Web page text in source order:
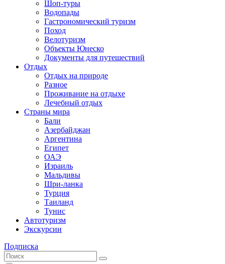
Шоп-туры
Водопады
Гастрономический туризм
Поход
Велотуризм
Объекты Юнеско
Документы для путешествий
Отдых
Отдых на природе
Разное
Проживание на отдыхе
Лечебный отдых
Страны мира
Бали
Азербайджан
Аргентина
Египет
ОАЭ
Израиль
Мальдивы
Шри-ланка
Турция
Таиланд
Тунис
Автотуризм
Экскурсии
Подписка